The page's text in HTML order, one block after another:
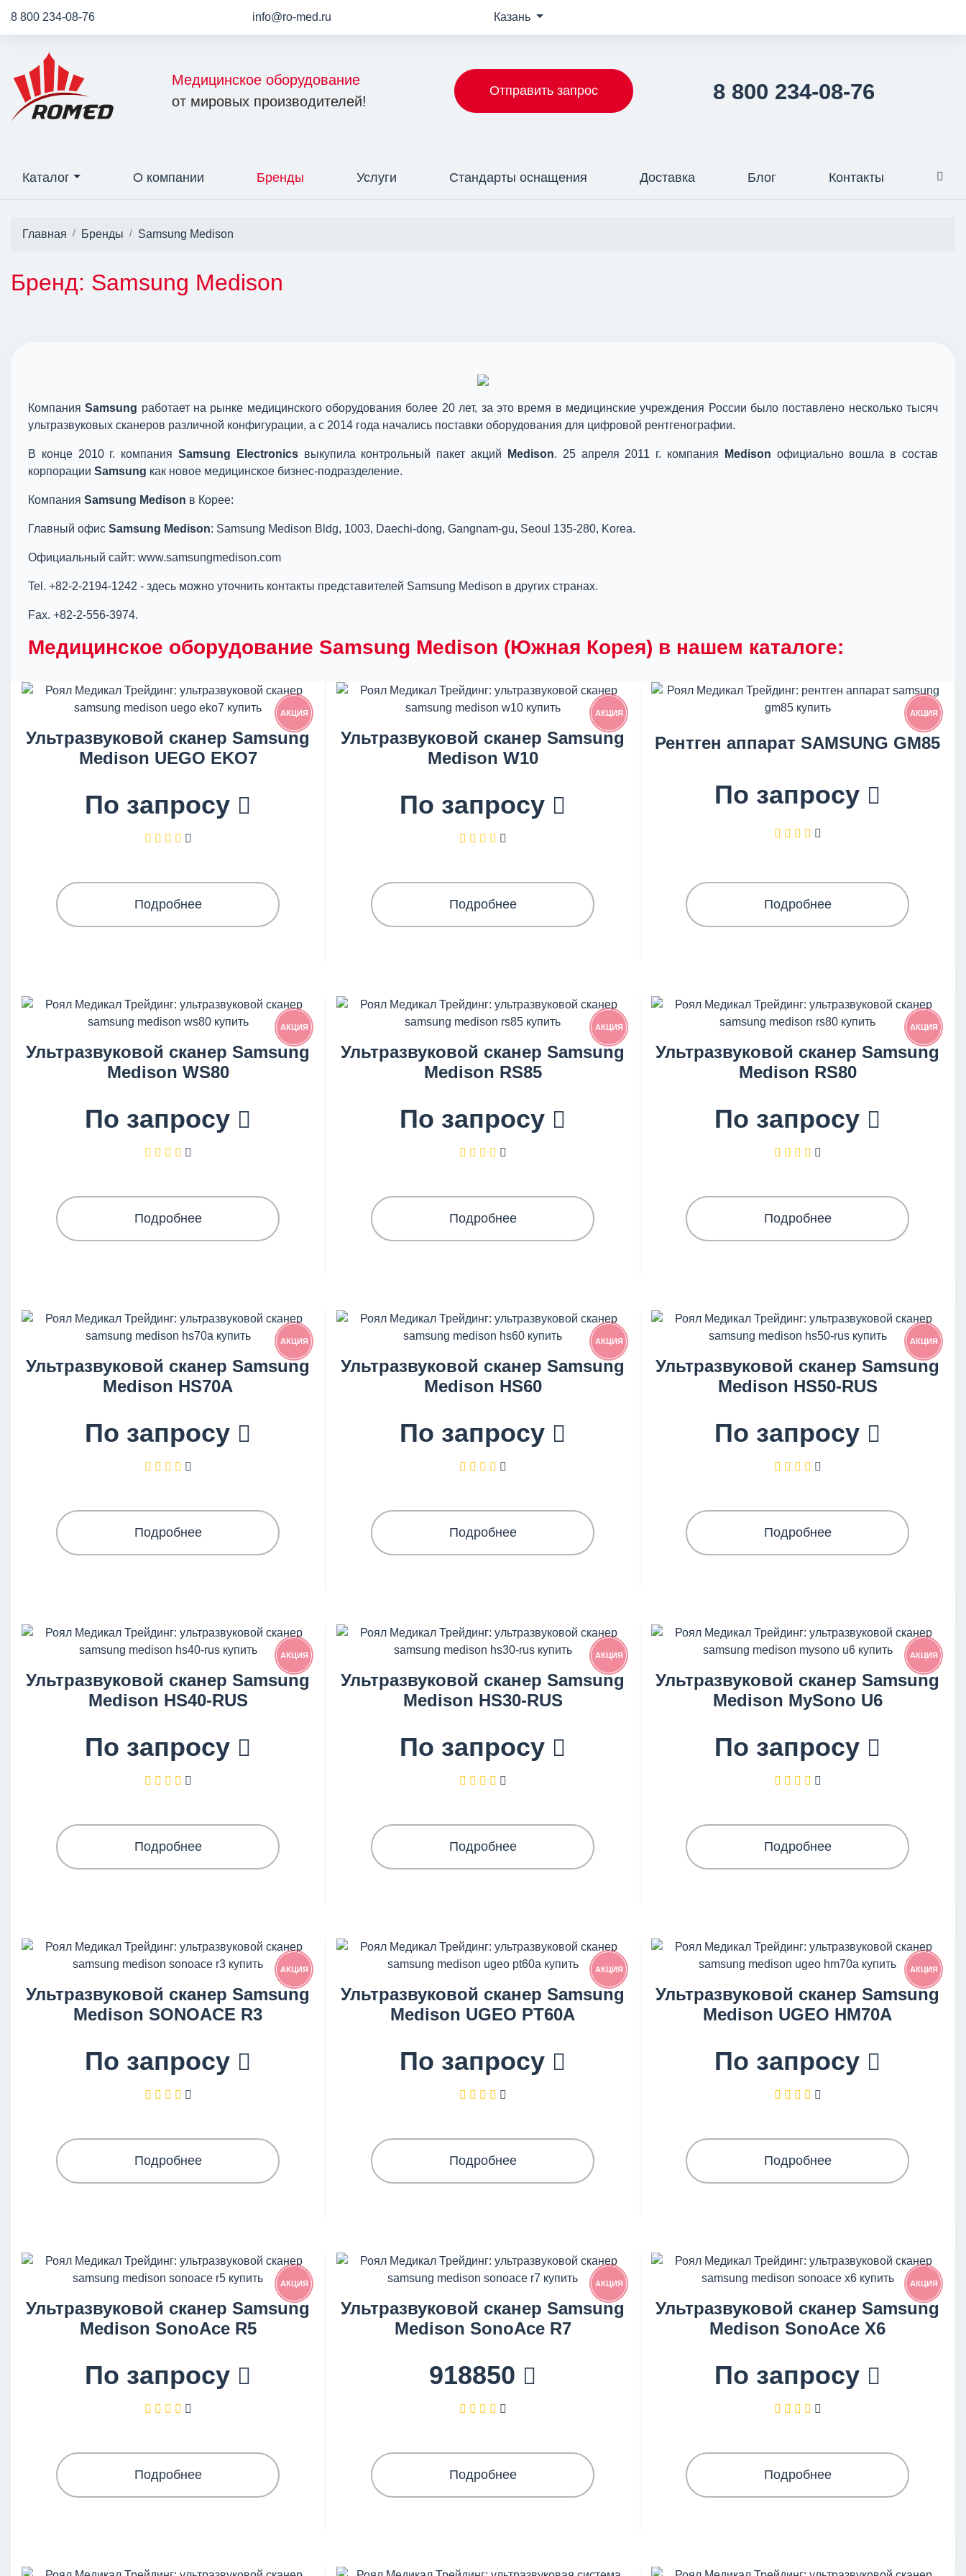
8 800 234-08-76 info@ro-med.ru Казань
Медицинское оборудование
от мировых производителей!
Отправить запрос 8 800 234-08-76
Каталог О компании Бренды Услуги Стандарты оснащения Доставка Блог Контакты
Главная Бренды Samsung Medison
Бренд: Samsung Medison
КомпанияSamsung работает на рынке медицинского оборудования более 20 лет, за это время в медицинские учреждения России было поставлено несколько тысяч
ультразвуковых сканеров различной конфигурации, а с 2014 года начались поставки оборудования для цифровой рентгенографии.
В конце 2010 г. компанияSamsung Electronicsвыкупила контрольный пакет акций Medison. 25 апреля 2011 г. компания Medison официально вошла в состав
корпорации Samsung как новое медицинское бизнес-подразделение.
Компания Samsung Medison в Корее:
Главный офис Samsung Medison: Samsung Medison Bldg, 1003, Daechi-dong, Gangnam-gu, Seoul 135-280, Korea.
Официальный сайт: www.samsungmedison.com
Tel. +82-2-2194-1242 - здесь можно уточнить контакты представителей Samsung Medison в других странах.
Fax. +82-2-556-3974.
Медицинское оборудование Samsung Medison (Южная Корея) в нашем каталоге:
АКЦИЯ
Ультразвуковой сканер Samsung
Medison UEGO EKO7
По запросу
Подробнее
АКЦИЯ
Ультразвуковой сканер Samsung
Medison W10
По запросу
Подробнее
АКЦИЯ
Рентген аппарат SAMSUNG GM85
По запросу
Подробнее
АКЦИЯ
Ультразвуковой сканер Samsung
Medison WS80
По запросу
Подробнее
АКЦИЯ
Ультразвуковой сканер Samsung
Medison RS85
По запросу
Подробнее
АКЦИЯ
Ультразвуковой сканер Samsung
Medison RS80
По запросу
Подробнее
АКЦИЯ
Ультразвуковой сканер Samsung
Medison HS70A
По запросу
Подробнее
АКЦИЯ
Ультразвуковой сканер Samsung
Medison HS60
По запросу
Подробнее
АКЦИЯ
Ультразвуковой сканер Samsung
Medison HS50-RUS
По запросу
Подробнее
АКЦИЯ
Ультразвуковой сканер Samsung
Medison HS40-RUS
По запросу
Подробнее
АКЦИЯ
Ультразвуковой сканер Samsung
Medison HS30-RUS
По запросу
Подробнее
АКЦИЯ
Ультразвуковой сканер Samsung
Medison MySono U6
По запросу
Подробнее
АКЦИЯ
Ультразвуковой сканер Samsung
Medison SONOACE R3
По запросу
Подробнее
АКЦИЯ
Ультразвуковой сканер Samsung
Medison UGEO PT60A
По запросу
Подробнее
АКЦИЯ
Ультразвуковой сканер Samsung
Medison UGEO HM70A
По запросу
Подробнее
АКЦИЯ
Ультразвуковой сканер Samsung
Medison SonoAce R5
По запросу
Подробнее
АКЦИЯ
Ультразвуковой сканер Samsung
Medison SonoAce R7
918850
Подробнее
АКЦИЯ
Ультразвуковой сканер Samsung
Medison SonoAce X6
По запросу
Подробнее